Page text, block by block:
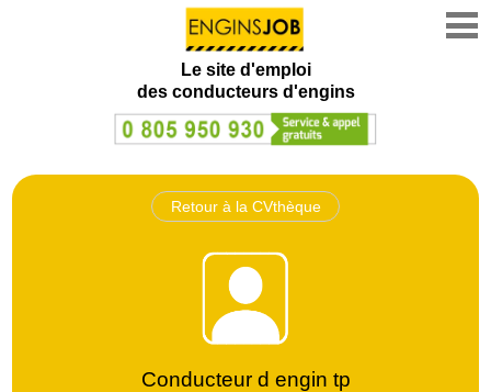
Le site d'emploi
des conducteurs d'engins
Retour à la CVthèque
Conducteur d engin tp